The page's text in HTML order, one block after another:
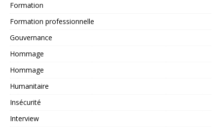
Formation
Formation professionnelle
Gouvernance
Hommage
Hommage
Humanitaire
Insécurité
Interview